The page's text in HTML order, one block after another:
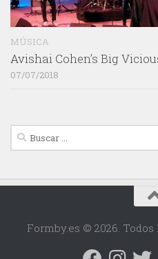
MÚSICA
Avishai Cohen’s Big
07/07/2018
Buscar:
Formby.es © 2026.